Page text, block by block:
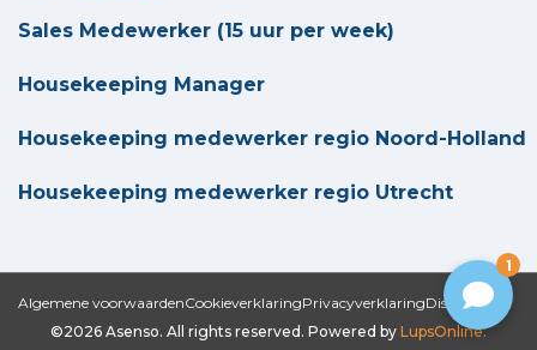
Sales Medewerker (15 uur per week)
Housekeeping Manager
Housekeeping medewerker regio Noord-Holland
Housekeeping medewerker regio Utrecht
©2026 Asenso. All rights reserved. Powered by LupsOnline.
Algemene voorwaardenCookieverklaringPrivacyverklaringDisclaimer
1